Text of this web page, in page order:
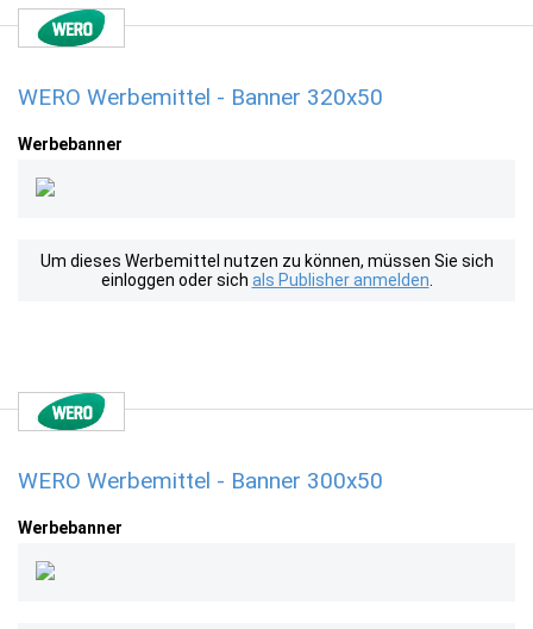
WERO Werbemittel - Banner 320x50
Werbebanner
Um dieses Werbemittel nutzen zu können, müssen Sie sich
einloggen oder sich als Publisher anmelden
WERO Werbemittel - Banner 300x50
Werbebanner